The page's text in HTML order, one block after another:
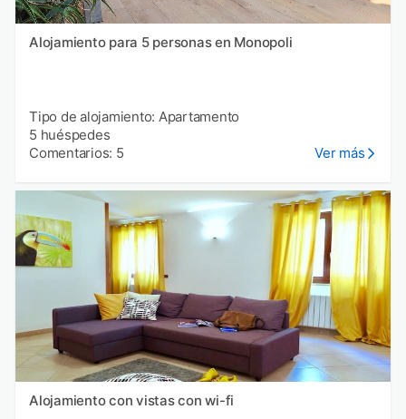
Alojamiento para 5 personas en Monopoli
Tipo de alojamiento: Apartamento
5 huéspedes
Comentarios: 5
Ver más
Alojamiento con vistas con wi-fi